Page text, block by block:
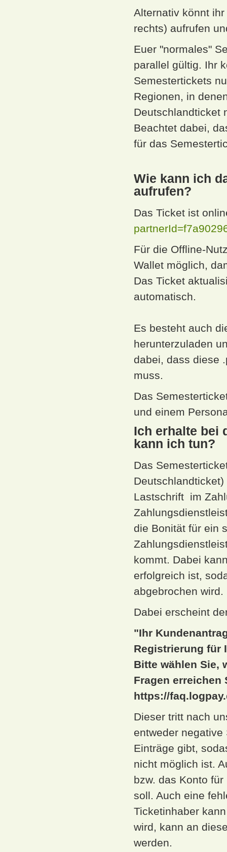
Alternativ könnt
rechts) aufrufen
Euer "normales"
parallel gültig. Ihr
Semestertickets
Regionen, in
Deutschlandticket
Beachtet dabei,
für das
Wie kann ich
aufrufen?
Das Ticket ist
Für die Offline-
Wallet möglich,
Das Ticket
automatisch.
Es besteht auch
herunterzuladen
dabei, dass diese
muss.
Das
und einem
Ich erhalte bei
kann ich tun?
Das
Lastschrift im
die Bonität für ein
kommt. Dabei
erfolgreich ist,
abgebrochen wird.
Dabei erscheint
"Ihr
Registrierung für
Bitte wählen Sie,
Fragen erreichen
https://
Dieser tritt nach
entweder
Einträge gibt,
nicht möglich ist.
bzw. das Konto
soll. Auch eine
Ticketinhaber
wird, kann an
werden.